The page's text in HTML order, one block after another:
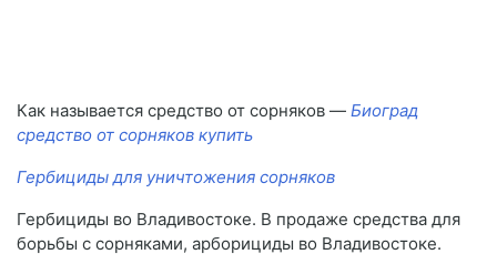
Как называется средство от сорняков — Биоград
средство от сорняков купить
Гербициды для уничтожения сорняков
Гербициды во Владивостоке. В продаже средства для
борьбы с сорняками, арборициды во Владивостоке.